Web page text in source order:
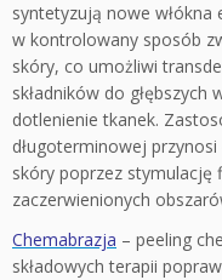
syntetyzują nowe włókna
w kontrolowany sposób
skóry, co umożliwi
składników do
dotlenienie tkanek.
długoterminowej
skóry poprzez stymulację
zaczerwienionych
Chemabrazja – peeling
składowych terapii